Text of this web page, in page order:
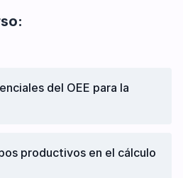
del OEE para la
la eficiencia entre
productivos en el cálculo